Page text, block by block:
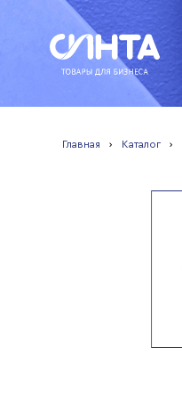
Главная › Каталог ›